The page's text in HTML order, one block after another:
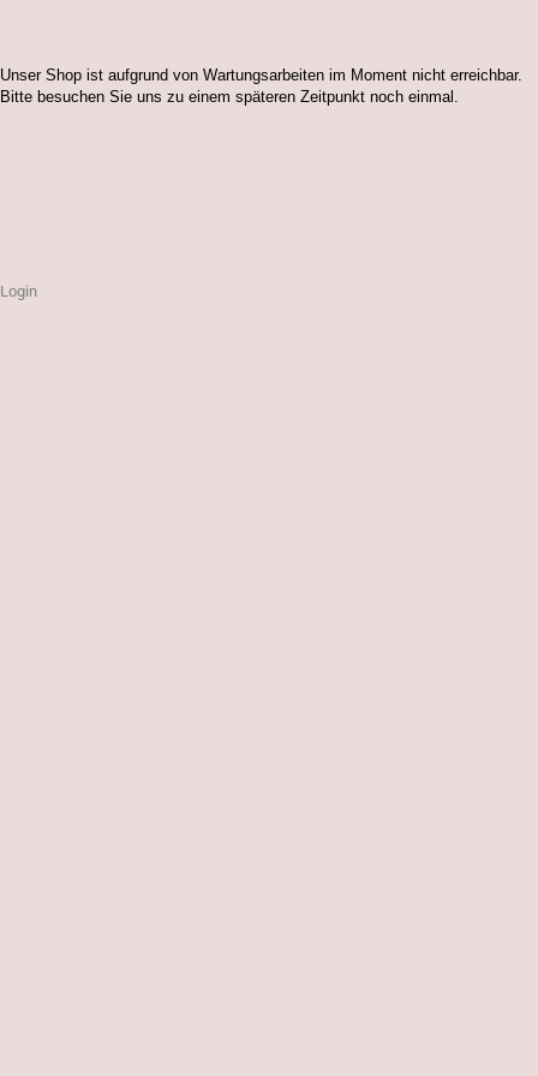
Unser Shop ist aufgrund von Wartungsarbeiten im Moment nicht erreichbar.
Bitte besuchen Sie uns zu einem späteren Zeitpunkt noch einmal.
Login